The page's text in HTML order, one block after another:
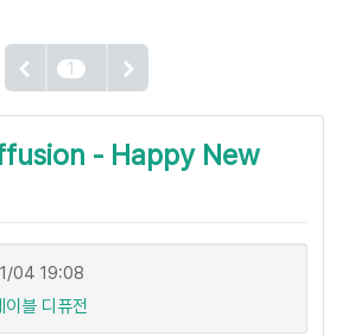
1
- Happy New
04 19:08
블 디퓨전